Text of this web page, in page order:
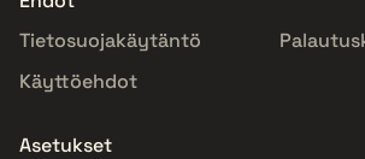
Tietosuojakäytäntö
Käyttöehdot
Asetukset